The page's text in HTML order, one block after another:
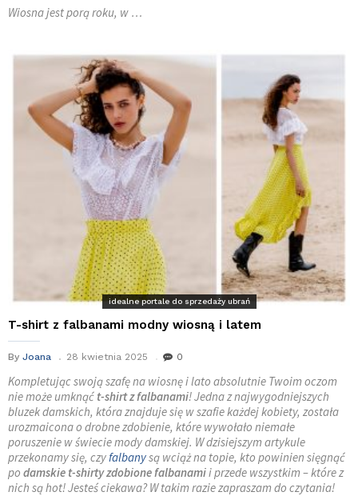
Wiosna jest porą roku, w …
idealne portale do sprzedaży ubrań
T-shirt z falbanami modny wiosną i latem
By Joana 28 kwietnia 2025 0
Kompletując swoją szafę na wiosnę i lato absolutnie Twoim oczom
nie może umknąć t-shirt z falbanami! Jedna z najwygodniejszych
bluzek damskich, która znajduje się w szafie każdej kobiety, została
urozmaicona o drobne zdobienie, które wywołało niemałe
poruszenie w świecie mody damskiej. W dzisiejszym artykule
przekonamy się, czyfalbanysą wciąż na topie, kto powinien sięgnąć
po damskie t-shirty zdobione falbanamii przede wszystkim – które z
nich są hot! Jesteś ciekawa? W takim razie zapraszam do czytania!